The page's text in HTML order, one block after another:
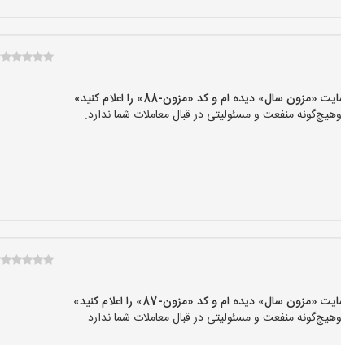
دیده ام و کد «مزون-88» را اعلام کنید»
منفعت و مسئولیتی در قبال معاملات شما ندارد.
دیده ام و کد «مزون-87» را اعلام کنید»
منفعت و مسئولیتی در قبال معاملات شما ندارد.